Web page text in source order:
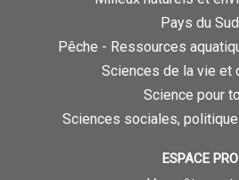
Pays du Sud
Pêche - Ressources
Sciences de la vie et
Science pour
Sciences sociales,
ESPACE PRO